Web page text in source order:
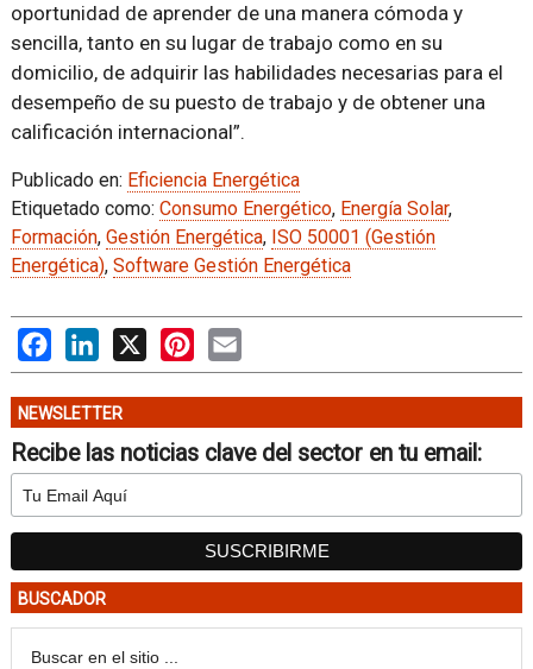
oportunidad de aprender de una manera cómoda y
sencilla, tanto en su lugar de trabajo como en su
domicilio, de adquirir las habilidades necesarias para el
desempeño de su puesto de trabajo y de obtener una
calificación internacional”.
Publicado en: Eficiencia Energética
Etiquetado como: Consumo Energético, Energía Solar,
Formación, Gestión Energética, ISO 50001 (Gestión
Energética), Software Gestión Energética
FacebookLinkedIn
X PinterestEmail
NEWSLETTER
Recibe las noticias clave del sector en tu email:
BUSCADOR